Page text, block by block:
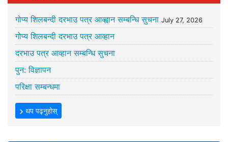
गोप्य शिलबन्दी दरभाउ पत्र आव्ह्वान सम्बन्धि सुचना July 27, 2026
गोप्य शिलबन्दी दरभाउ पत्र आव्हान
दरभाउ पत्र आव्हान सम्बन्धि सुचना
पुन: विज्ञापन
परिक्षा सम्बन्धमा
थप पढ्नुहोस्